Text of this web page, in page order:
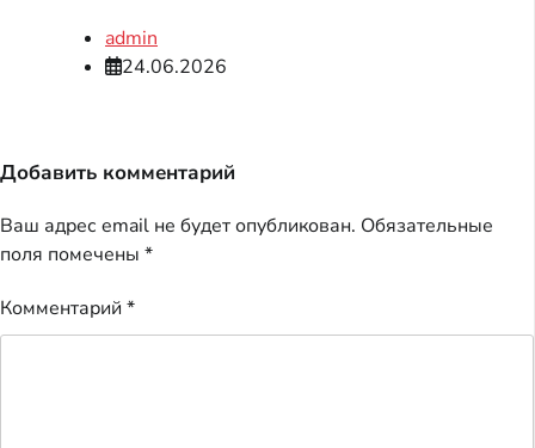
admin
24.06.2026
Добавить комментарий
Ваш адрес email не будет опубликован. Обязательные
поля помечены *
Комментарий *